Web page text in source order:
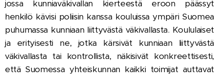
jossa kunniaväkivallan kierteestä eroon päässyt
henkilö kävisi poliisin kanssa kouluissa ympäri Suomea
puhumassa kunniaan liittyvästä väkivallasta. Koululaiset
ja erityisesti ne, jotka kärsivät kunniaan liittyvästä
väkivallasta tai kontrollista, näkisivät konkreettisesti,
että Suomessa yhteiskunnan kaikki toimijat auttavat